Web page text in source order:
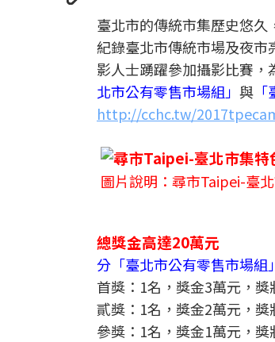
臺北市的傳統市集歷史悠
紀錄臺北市傳統市場及夜
影人士踴躍參加攝影比賽
北市公有零售市場組」 與
http://cchc.tw/
圖片說明：尋市Taipei-臺
總獎金高達20萬元
分「臺北市公有零售市場組
首獎：1名，獎金3萬元，獎
貳獎：1名，獎金2萬元，獎
參獎：1名，獎金1萬元，獎